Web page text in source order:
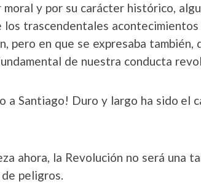
y por su carácter histórico,
los trascendentales
pero en que se expresaba
de nuestra conducta
a Santiago! Duro y largo ha sido el
ahora, la Revolución no será una
peligros.